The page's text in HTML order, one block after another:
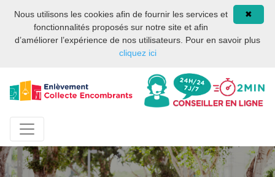
Site internet privé et
indépendant des services
publics ou des services de
la mairie de Paris.
08 93 02 00 17
✖
Nous utilisons les cookies afin de fournir les services et
fonctionnalités proposés sur notre site et afin
d’améliorer l’expérience de nos utilisateurs. Pour en savoir plus
cliquez ici